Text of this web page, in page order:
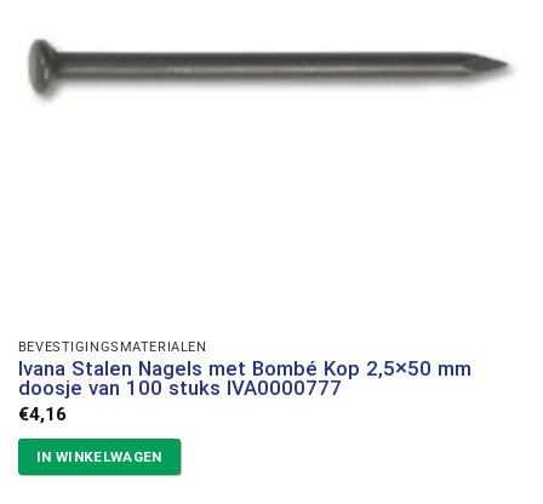
BEVESTIGINGSMATERIALEN
Ivana Stalen Nagels met Bombé Kop 2,5×50 mm
doosje van 100 stuks IVA0000777
€4,16
IN WINKELWAGEN